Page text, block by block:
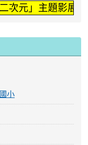
次元」主題影展。
小